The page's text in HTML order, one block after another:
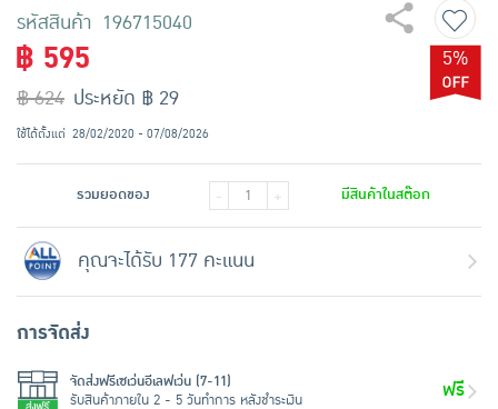
รหัสสินค้า 196715040
฿ 595
฿ 624
5%
ประหยัด ฿ 29
ใช้ได้ตั้งแต่ 28/02/2020 - 07/08/2026
รวมยอดของ - + มีสินค้าในสต๊อก
คุณจะได้รับ 177 คะแนน
การจัดส่ง
จัดส่งฟรีเซเว่นอีเลฟเว่น (7-11)
รับสินค้าภายใน 2 - 5 วันทำการ หลังชำระเงิน
ฟรี